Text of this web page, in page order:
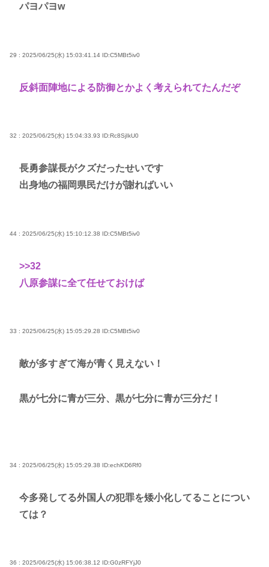
パヨパヨw
29 : 2025/06/25(水) 15:03:41.14 ID:C5MBt5iv0
反斜面陣地による防御とかよく考えられてたんだぞ
32 : 2025/06/25(水) 15:04:33.93 ID:Rc8SjIkU0
長勇参謀長がクズだったせいです
出身地の福岡県民だけが謝ればいい
44 : 2025/06/25(水) 15:10:12.38 ID:C5MBt5iv0
>>32
八原参謀に全て任せておけば
33 : 2025/06/25(水) 15:05:29.28 ID:C5MBt5iv0
敵が多すぎて海が青く見えない！
黒が七分に青が三分、黒が七分に青が三分だ！
34 : 2025/06/25(水) 15:05:29.38 ID:echKD6Rf0
今多発してる外国人の犯罪を矮小化してることについ
ては？
36 : 2025/06/25(水) 15:06:38.12 ID:G0zRFYjJ0